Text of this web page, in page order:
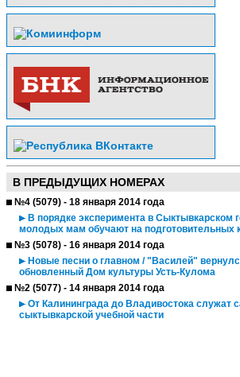
В ПРЕДЫДУЩИХ НОМЕРАХ
№4 (5079) - 18 января 2014 года
В порядке эксперимента в Сыктывкарском
молодых мам обучают на подготовительных
№3 (5078) - 16 января 2014 года
Новые песни о главном / "Василей"
обновленный Дом культуры Усть-Кулома
№2 (5077) - 14 января 2014 года
От Калининграда до Владивостока служат
сыктывкарской учебной части